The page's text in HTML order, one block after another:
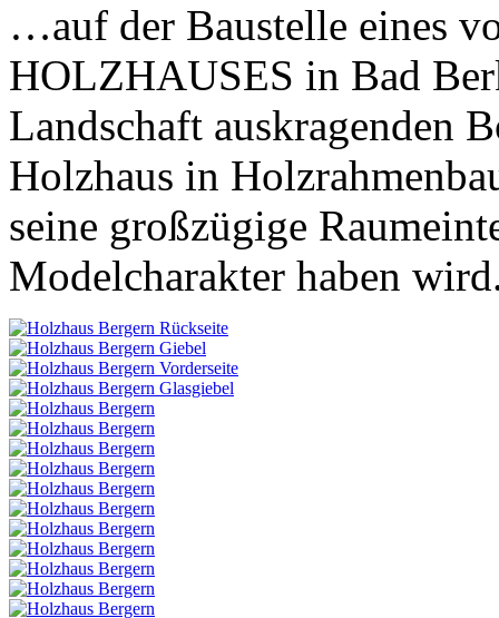
…auf der Baustelle eines
HOLZHAUSES in Bad
Landschaft auskragenden
Holzhaus in
seine großzügige
Modelcharakter haben